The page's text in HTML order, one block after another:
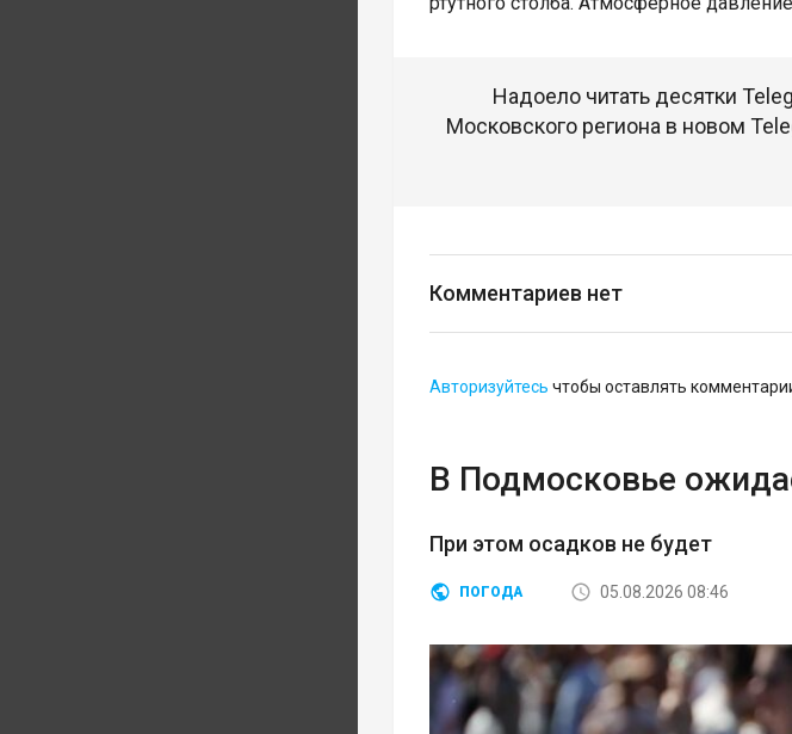
Надоело читать десятки
Московского региона в новом
Комментариев нет
Авторизуйтесь чтобы оставлять
В Подмосковье
При этом осадков не будет
ПОГОДА 05.08.2026 08:46